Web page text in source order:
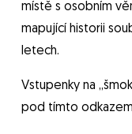
místě s osobním
mapující historii
letech.
Vstupenky na
pod tímto